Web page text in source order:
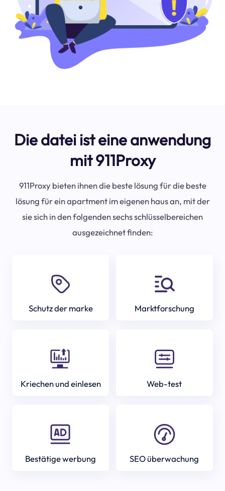
Die datei ist eine anwendung
mit 911Proxy
911Proxy bieten ihnen die beste lösung für die beste
lösung für ein apartment im eigenen haus an, mit der
sie sich in den folgenden sechs schlüsselbereichen
ausgezeichnet finden:
Schutz der marke Marktforschung
Kriechen und einlesen Web-test
Bestätige werbung SEO überwachung